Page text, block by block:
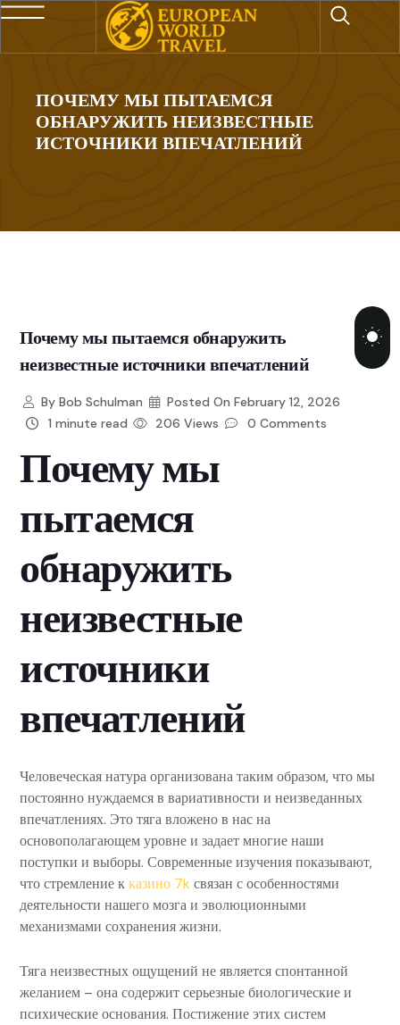
ПОЧЕМУ МЫ ПЫТАЕМСЯ
ОБНАРУЖИТЬ НЕИЗВЕСТНЫЕ
ИСТОЧНИКИ ВПЕЧАТЛЕНИЙ
Почему мы пытаемся обнаружить
неизвестные источники впечатлений
ByBob Schulman Posted On February 12, 2026
1 minute read
206 Views 0 Comments
Почему мы
пытаемся
обнаружить
неизвестные
источники
впечатлений
Человеческая натура организована таким образом, что мы
постоянно нуждаемся в вариативности и неизведанных
впечатлениях. Это тяга вложено в нас на
основополагающем уровне и задает многие наши
поступки и выборы. Современные изучения показывают,
что стремление кказино 7k связан с особенностями
деятельности нашего мозга и эволюционными
механизмами сохранения жизни.
Тяга неизвестных ощущений не является спонтанной
желанием – она содержит серьезные биологические и
психические основания. Постижение этих систем